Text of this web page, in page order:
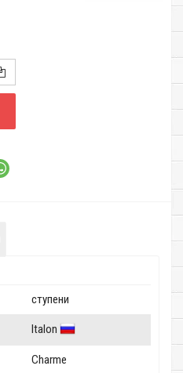
ступени
Italon
Charme